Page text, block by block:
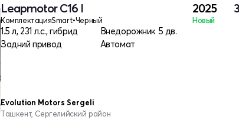
Leapmotor C16 I
КомплектацияSmart•Черный
1.5 л, 231 л.с., гибрид
Внедорожник 5 дв.
Задний привод
Автомат
2025
Новый
Evolution Motors Sergeli
Ташкент, Сергелийский район